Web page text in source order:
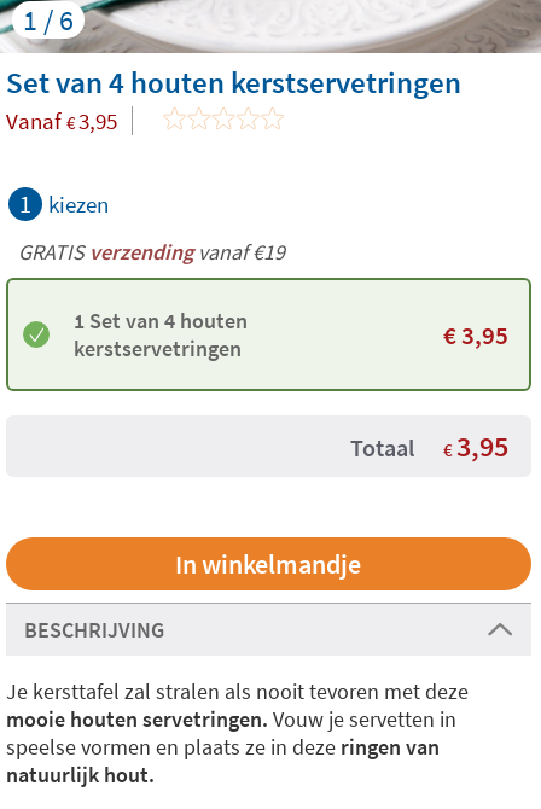
1 / 6
Set van 4 houten kerstservetringen
Vanaf €3,95
1 kiezen
GRATISverzendingvanaf €19
1 Set van 4 houten
kerstservetringen
€3,95
Totaal € 3,95
BESCHRIJVING
Je kersttafel zal stralen als nooit tevoren met deze
mooie houten servetringen. Vouw je servetten in
speelse vormen en plaats ze in deze ringen van
natuurlijk hout.